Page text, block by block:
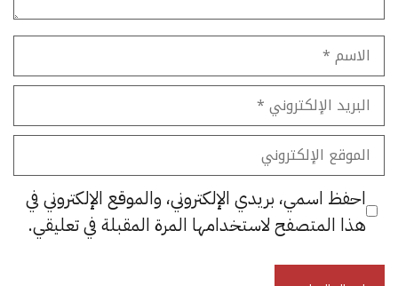
الاسم
البريد
الإلكتروني
الموقع
الإلكتروني
احفظ اسمي، بريدي الإلكتروني، والموقع الإلكتروني في
هذا المتصفح لاستخدامها المرة المقبلة في تعليقي.